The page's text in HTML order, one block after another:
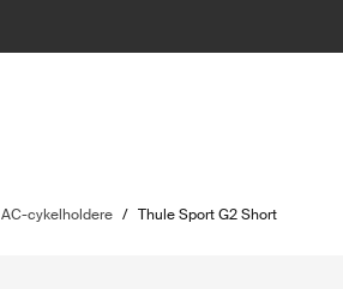
AC-cykelholdere / Thule Sport G2 Short